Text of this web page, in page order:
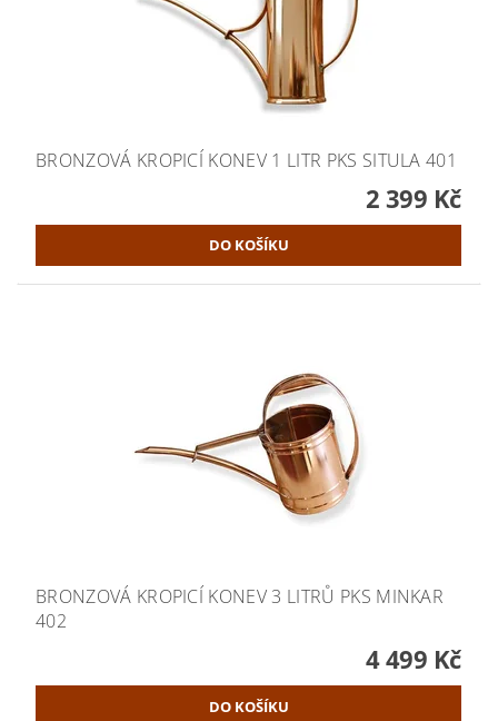
BRONZOVÁ KROPICÍ KONEV 1 LITR PKS SITULA 401
2 399 Kč
BRONZOVÁ KROPICÍ KONEV 3 LITRŮ PKS MINKAR
402
4 499 Kč